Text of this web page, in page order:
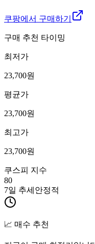
쿠팡에서 구매하기
구매 추천 타이밍
최저가
23,700원
평균가
23,700원
최고가
23,700원
쿠스피 지수
80
7일 추세 안정적
📈 매수 추천